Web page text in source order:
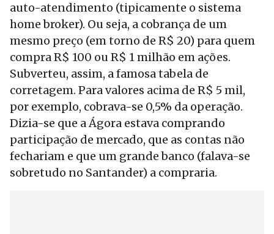
auto-atendimento (tipicamente o sistema
home broker). Ou seja, a cobrança de um
mesmo preço (em torno de R$ 20) para quem
compra R$ 100 ou R$ 1 milhão em ações.
Subverteu, assim, a famosa tabela de
corretagem. Para valores acima de R$ 5 mil,
por exemplo, cobrava-se 0,5% da operação.
Dizia-se que a Ágora estava comprando
participação de mercado, que as contas não
fechariam e que um grande banco (falava-se
sobretudo no Santander) a compraria.